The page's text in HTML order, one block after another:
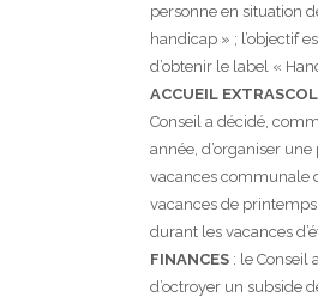
personne en situation
handicap » ; l’objectif
d’obtenir le label «
ACCUEIL
Conseil a décidé,
année, d’organiser
vacances communale
vacances de
durant les vacances
FINANCES : le Conseil
d’octroyer un subside